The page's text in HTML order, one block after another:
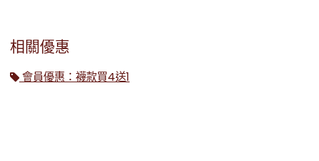
相關優惠
會員優惠：襪款買4送1